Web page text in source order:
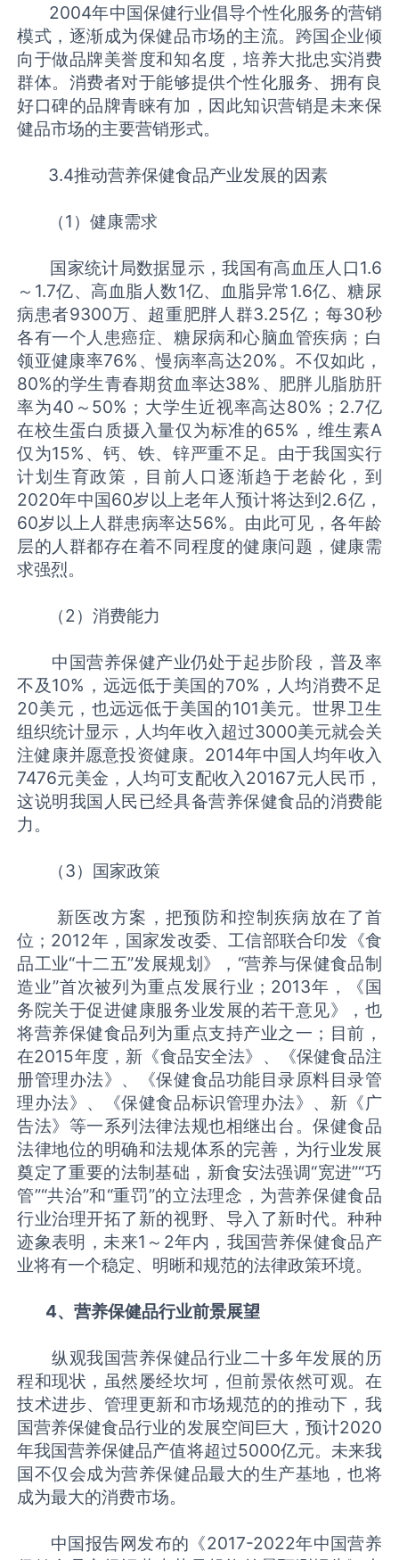
2004年中国保健行业倡导个性化服务的营销
模式，逐渐成为保健品市场的主流。跨国企业倾
向于做品牌美誉度和知名度，培养大批忠实消费
群体。消费者对于能够提供个性化服务、拥有良
好口碑的品牌青睐有加，因此知识营销是未来保
健品市场的主要营销形式。
3.4推动营养保健食品产业发展的因素
（1）健康需求
国家统计局数据显示，我国有高血压人口1.6
～1.7亿、高血脂人数1亿、血脂异常1.6亿、糖尿
病患者9300万、超重肥胖人群3.25亿；每30秒
各有一个人患癌症、糖尿病和心脑血管疾病；白
领亚健康率76%、慢病率高达20%。不仅如此，
80%的学生青春期贫血率达38%、肥胖儿脂肪肝
率为40～50%；大学生近视率高达80%；2.7亿
在校生蛋白质摄入量仅为标准的65%，维生素A
仅为15%、钙、铁、锌严重不足。由于我国实行
计划生育政策，目前人口逐渐趋于老龄化，到
2020年中国60岁以上老年人预计将达到2.6亿，
60岁以上人群患病率达56%。由此可见，各年龄
层的人群都存在着不同程度的健康问题，健康需
求强烈。
（2）消费能力
中国营养保健产业仍处于起步阶段，普及率
不及10%，远远低于美国的70%，人均消费不足
20美元，也远远低于美国的101美元。世界卫生
组织统计显示，人均年收入超过3000美元就会关
注健康并愿意投资健康。2014年中国人均年收入
7476元美金，人均可支配收入20167元人民币，
这说明我国人民已经具备营养保健食品的消费能
力。
（3）国家政策
新医改方案，把预防和控制疾病放在了首
位；2012年，国家发改委、工信部联合印发《食
品工业“十二五”发展规划》，“营养与保健食品制
造业”首次被列为重点发展行业；2013年，《国
务院关于促进健康服务业发展的若干意见》，也
将营养保健食品列为重点支持产业之一；目前，
在2015年度，新《食品安全法》、《保健食品注
册管理办法》、《保健食品功能目录原料目录管
理办法》、《保健食品标识管理办法》、新《广
告法》等一系列法律法规也相继出台。保健食品
法律地位的明确和法规体系的完善，为行业发展
奠定了重要的法制基础，新食安法强调“宽进”“巧
管”“共治”和“重罚”的立法理念，为营养保健食品
行业治理开拓了新的视野、导入了新时代。种种
迹象表明，未来1～2年内，我国营养保健食品产
业将有一个稳定、明晰和规范的法律政策环境。
4、营养保健品行业前景展望
纵观我国营养保健品行业二十多年发展的历
程和现状，虽然屡经坎坷，但前景依然可观。在
技术进步、管理更新和市场规范的的推动下，我
国营养保健食品行业的发展空间巨大，预计2020
年我国营养保健品产值将超过5000亿元。未来我
国不仅会成为营养保健品最大的生产基地，也将
成为最大的消费市场。
中国报告网发布的《2017-2022年中国营养